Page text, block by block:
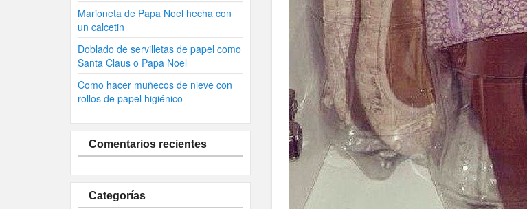
Marioneta de Papa Noel hecha con
un calcetin
Doblado de servilletas de papel como
Santa Claus o Papa Noel
Como hacer muñecos de nieve con
rollos de papel higiénico
Comentarios recientes
Categorías
Ahora puedesganar dinero
afiliandote a DOODOA.net
Te pagamos por compartir las
manualidades que hay en la web
entre tus amigos
SI. QUIERO APUNTARME